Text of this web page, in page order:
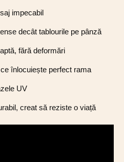
impecabil
decât tablourile pe pânză
fără deformări
înlocuiește perfect rama
UV
creat să reziste o viață